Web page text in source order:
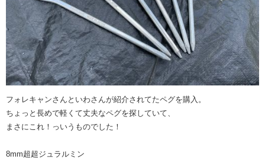
フォレキャンさんといわさんが紹介されてたペグを購入。
ちょっと長めで軽くて丈夫なペグを探していて、
まさにこれ！っいうものでした！
8mm超超ジュラルミン